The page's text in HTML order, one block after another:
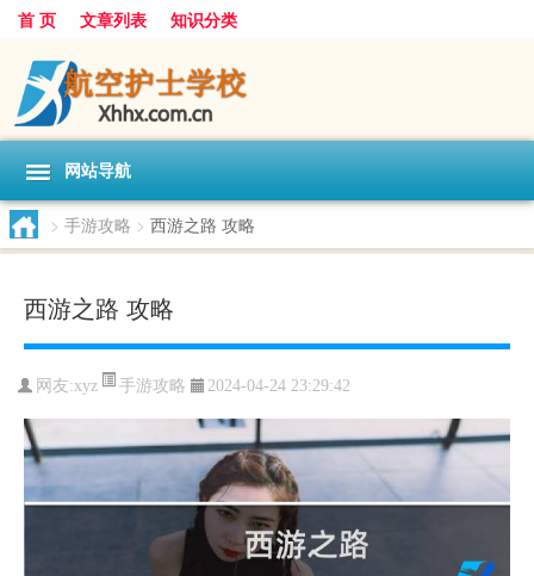
首 页 文章列表 知识分类
网站导航
> 手游攻略 > 西游之路 攻略
西游之路 攻略
网友:xyz 手游攻略 2024-04-24 23:29:42